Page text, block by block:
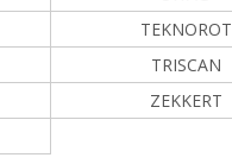
TEKNOROT
TRISCAN
ZEKKERT